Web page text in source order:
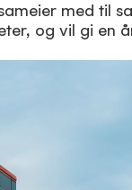
med til
og vil gi en